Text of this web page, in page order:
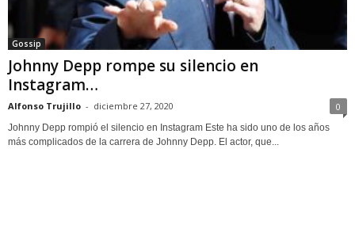
Gossip
Johnny Depp rompe su silencio en
Instagram…
Alfonso Trujillo - diciembre 27, 2020 0
Johnny Depp rompió el silencio en Instagram Este ha sido uno de los años
más complicados de la carrera de Johnny Depp. El actor, que...